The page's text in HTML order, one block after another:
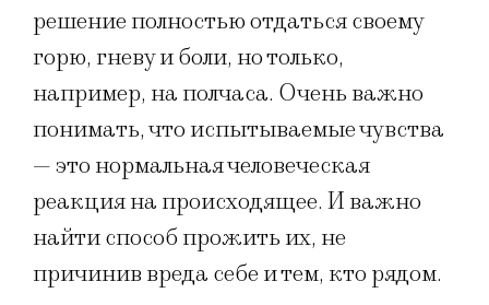
решение полностью отдаться своему
горю, гневу и боли, но только,
например, на полчаса. Очень важно
понимать, что испытываемые чувства
— это нормальная человеческая
реакция на происходящее. И важно
найти способ прожить их, не
причинив вреда себе и тем, кто рядом.